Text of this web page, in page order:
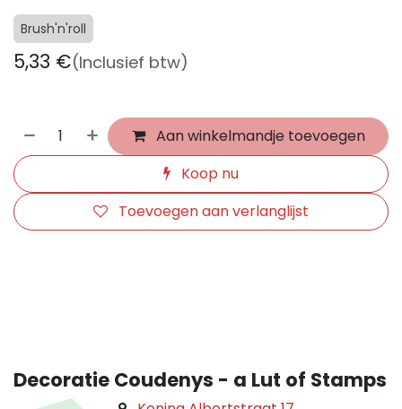
Brush'n'roll
5,33 €(Inclusief btw)
Aan winkelmandje toevoegen
Koop nu
Toevoegen aan verlanglijst
Decoratie Coudenys - a Lut of Stamps